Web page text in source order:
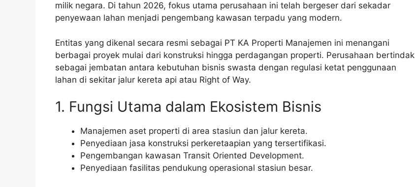
milik negara. Di tahun 2026, fokus utama perusahaan ini telah bergeser dari sekadar
penyewaan lahan menjadi pengembang kawasan terpadu yang modern.
Entitas yang dikenal secara resmi sebagai PT KA Properti Manajemen ini menangani
berbagai proyek mulai dari konstruksi hingga perdagangan properti. Perusahaan bertindak
sebagai jembatan antara kebutuhan bisnis swasta dengan regulasi ketat penggunaan
lahan di sekitar jalur kereta api atau Right of Way.
1. Fungsi Utama dalam Ekosistem Bisnis
Manajemen aset properti di area stasiun dan jalur kereta.
Penyediaan jasa konstruksi perkeretaapian yang tersertifikasi.
Pengembangan kawasan Transit Oriented Development.
Penyediaan fasilitas pendukung operasional stasiun besar.